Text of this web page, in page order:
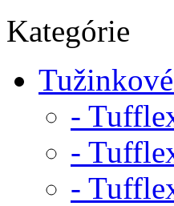
Kategórie
-
-
-